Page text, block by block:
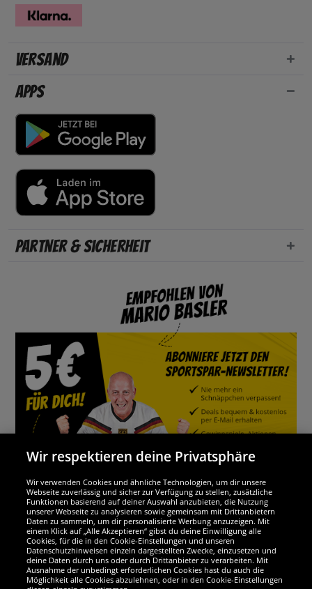
Versand
Apps
Partner & Sicherheit
Wir sind ausgezeichnet
Wir respektieren deine Privatsphäre
Wir verwenden Cookies und ähnliche Technologien, um dir unsere
Webseite zuverlässig und sicher zur Verfügung zu stellen, zusätzliche
Funktionen basierend auf deiner Auswahl anzubieten, die Nutzung
unserer Webseite zu analysieren sowie gemeinsam mit Drittanbietern
Daten zu sammeln, um dir personalisierte Werbung anzuzeigen. Mit
einem Klick auf „Alle Akzeptieren“ gibst du deine Einwilligung alle
Cookies, für die in den Cookie-Einstellungen und unseren
Datenschutzhinweisen einzeln dargestellten Zwecke, einzusetzen und
deine Daten durch uns oder durch Drittanbieter zu verarbeiten. Mit
Ausnahme der unbedingt erforderlichen Cookies hast du auch die
Möglichkeit alle Cookies abzulehnen, oder in den Cookie-Einstellungen